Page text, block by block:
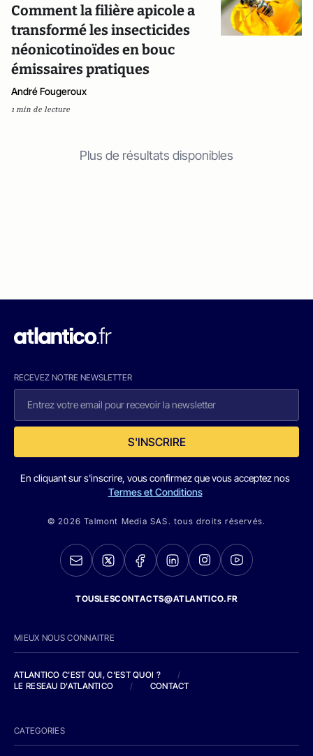
Comment la filière apicole a
transformé les insecticides
néonicotinoïdes en bouc
émissaires pratiques
André Fougeroux
1 min de lecture
Plus de résultats disponibles
RECEVEZ NOTRE NEWSLETTER
S'INSCRIRE
En cliquant sur s'inscrire, vous confirmez que vous acceptez nos
Termes et Conditions
© 2026 Talmont Media SAS. tous droits réservés.
TOUSLESCONTACTS@ATLANTICO.FR
MIEUX NOUS CONNAITRE
ATLANTICO C'EST QUI, C'EST QUOI ?
/
LE RESEAU D'ATLANTICO
/ CONTACT
CATEGORIES